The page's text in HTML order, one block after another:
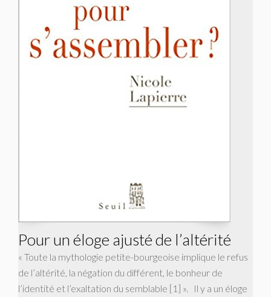
Pour un éloge ajusté de l’altérité
« Toute la mythologie petite-bourgeoise implique le refus
de l’altérité, la négation du différent, le bonheur de
l’identité et l’exaltation du semblable [1] ». Il y a un éloge